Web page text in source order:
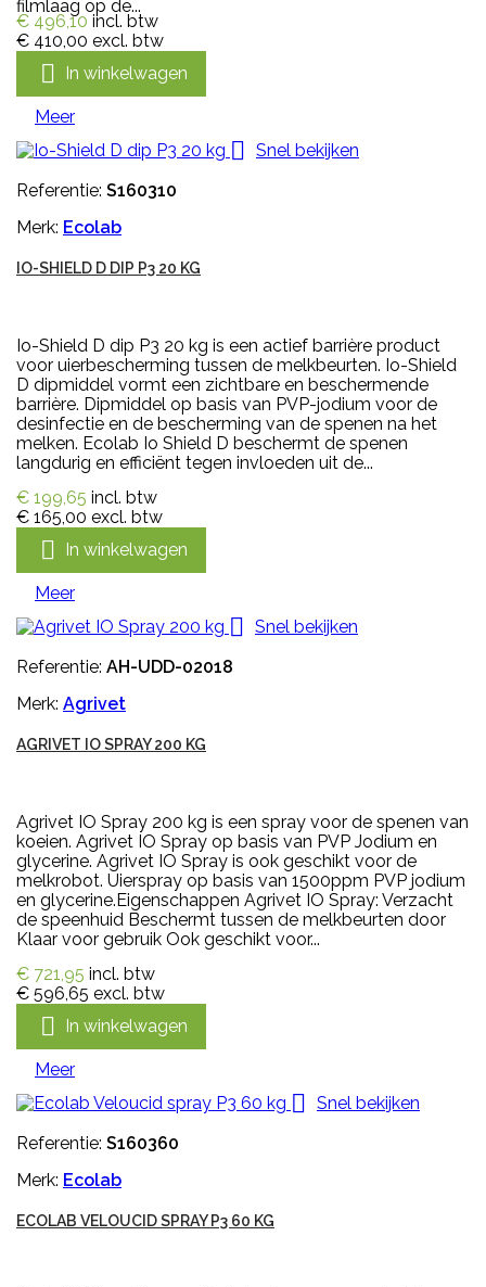
filmlaag op de...
€ 496,10 incl. btw
€ 410,00 excl. btw
 In winkelwagen
Meer

Snel bekijken
Referentie: S160310
Merk: Ecolab
IO-SHIELD D DIP P3 20 KG
Io-Shield D dip P3 20 kg is een actief barrière product
voor uierbescherming tussen de melkbeurten. Io-Shield
D dipmiddel vormt een zichtbare en beschermende
barrière. Dipmiddel op basis van PVP-jodium voor de
desinfectie en de bescherming van de spenen na het
melken. Ecolab Io Shield D beschermt de spenen
langdurig en efficiënt tegen invloeden uit de...
€ 199,65 incl. btw
€ 165,00 excl. btw
 In winkelwagen
Meer

Snel bekijken
Referentie: AH-UDD-02018
Merk: Agrivet
AGRIVET IO SPRAY 200 KG
Agrivet IO Spray 200 kg is een spray voor de spenen van
koeien. Agrivet IO Spray op basis van PVP Jodium en
glycerine. Agrivet IO Spray is ook geschikt voor de
melkrobot. Uierspray op basis van 1500ppm PVP jodium
en glycerine.Eigenschappen Agrivet IO Spray: Verzacht
de speenhuid Beschermt tussen de melkbeurten door
Klaar voor gebruik Ook geschikt voor...
€ 721,95 incl. btw
€ 596,65 excl. btw
 In winkelwagen
Meer

Snel bekijken
Referentie: S160360
Merk: Ecolab
ECOLAB VELOUCID SPRAY P3 60 KG